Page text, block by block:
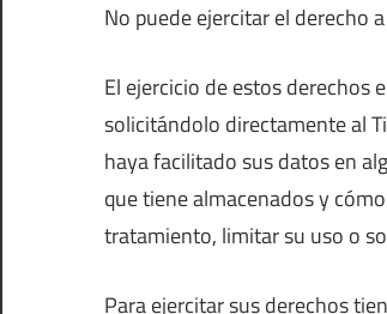
No puede ejercitar el derecho
El ejercicio de estos derechos
solicitándolo directamente al
haya facilitado sus datos en
que tiene almacenados y
tratamiento, limitar su uso o
Para ejercitar sus derechos